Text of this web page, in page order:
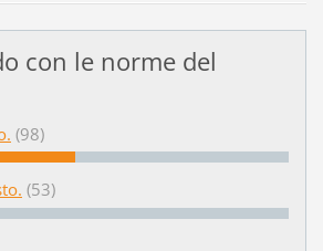
con le norme del
(98)
(53)